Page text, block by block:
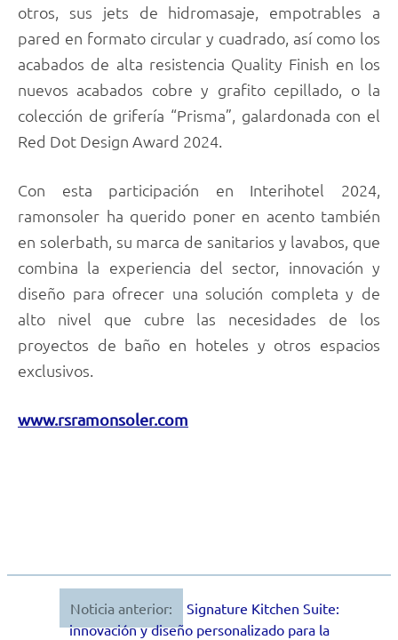
otros, sus jets de hidromasaje, empotrables a
pared en formato circular y cuadrado, así como los
acabados de alta resistencia Quality Finish en los
nuevos acabados cobre y grafito cepillado, o la
colección de grifería “Prisma”, galardonada con el
Red Dot Design Award 2024.
Con esta participación en Interihotel 2024,
ramonsoler ha querido poner en acento también
en solerbath, su marca de sanitarios y lavabos, que
combina la experiencia del sector, innovación y
diseño para ofrecer una solución completa y de
alto nivel que cubre las necesidades de los
proyectos de baño en hoteles y otros espacios
exclusivos.
www.rsramonsoler.com
NavegaciónNoticia anterior:
Signature Kitchen Suite:
innovación y diseño personalizado para la